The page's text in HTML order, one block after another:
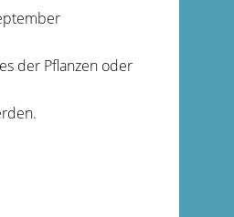
der Pflanzen oder